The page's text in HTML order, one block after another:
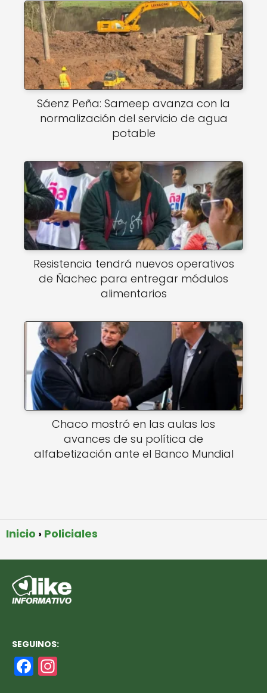
Sáenz Peña: Sameep avanza con la
normalización del servicio de agua
potable
Resistencia tendrá nuevos operativos
de Ñachec para entregar módulos
alimentarios
Chaco mostró en las aulas los
avances de su política de
alfabetización ante el Banco Mundial
Inicio Policiales
SEGUINOS:
F
a